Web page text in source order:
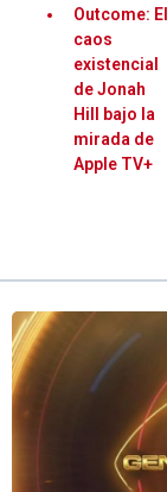
Outcome: El
caos
existencial
de Jonah
Hill bajo la
mirada de
Apple TV+